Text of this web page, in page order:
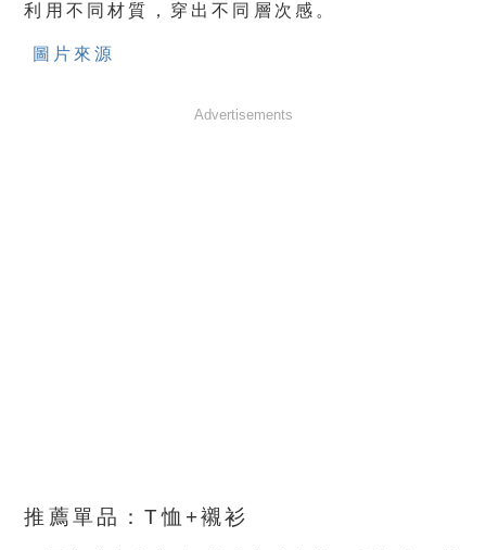
利用不同材質，穿出不同層次感。
圖片來源
Advertisements
推薦單品：T恤+襯衫